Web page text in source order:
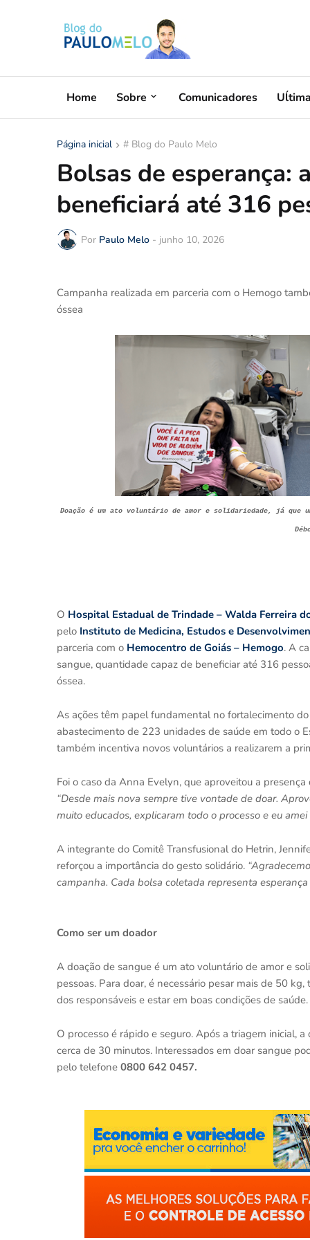
Home Sobre Comunicadores
Página inicial # Blog do Paulo Melo
Bolsas de esperança:
beneficiará até 316
Por Paulo Melo - junho 10, 2026
Campanha realizada em parceria com o Hemogo
óssea
Doação é um ato voluntário de amor e solidariedade, já que
O Hospital Estadual de Trindade – Walda Ferreira
pelo Instituto de Medicina, Estudos e
parceria com o Hemocentro de Goiás – Hemogo. A
sangue, quantidade capaz de beneficiar até 316
óssea.
As ações têm papel fundamental no fortalecimento
abastecimento de 223 unidades de saúde em todo o
também incentiva novos voluntários a realizarem a
Foi o caso da Anna Evelyn, que aproveitou a
“Desde mais nova sempre tive vontade de doar.
muito educados, explicaram todo o processo e eu
A integrante do Comitê Transfusional do Hetrin,
reforçou a importância do gesto solidário.
campanha. Cada bolsa coletada representa
Como ser um doador
A doação de sangue é um ato voluntário de amor e
pessoas. Para doar, é necessário pesar mais de 50
dos responsáveis e estar em boas condições de
O processo é rápido e seguro. Após a triagem inicial,
cerca de 30 minutos. Interessados em doar sangue
pelo telefone 0800 642 0457.